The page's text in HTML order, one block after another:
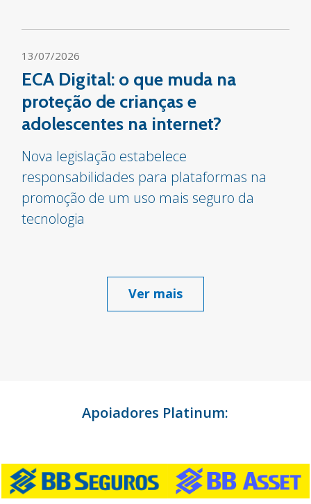
13/07/2026
ECA Digital: o que muda na
proteção de crianças e
adolescentes na internet?
Nova legislação estabelece
responsabilidades para plataformas na
promoção de um uso mais seguro da
tecnologia
Ver mais
Apoiadores Platinum: